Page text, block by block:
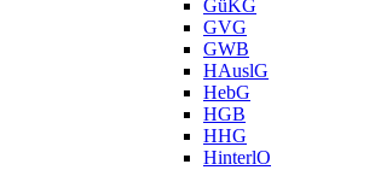
GüKG
GVG
GWB
HAuslG
HebG
HGB
HHG
HinterlO